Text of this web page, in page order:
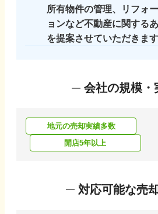
所有物件の管理、リフォ
ョンなど不動産に関する
を提案させていただきます
会社の規模・
地元の売却実績多数
開店5年以上
対応可能な売